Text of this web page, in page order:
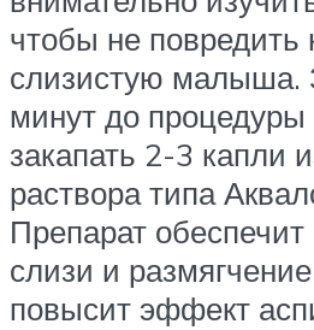
чтобы не
слизистую малыша.
минут до процедуры
закапать 2-3 капли
раствора типа
Препарат
слизи и
повысит эффект